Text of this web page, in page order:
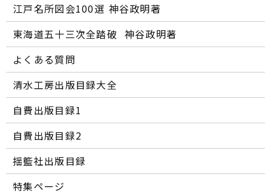
江戸名所図会100選―― 神谷政明著
東海道五十三次全踏破 ―― 神谷政明著
よくある質問
清水工房出版目録大全
自費出版目録1
自費出版目録2
揺籃社出版目録
特集ページ